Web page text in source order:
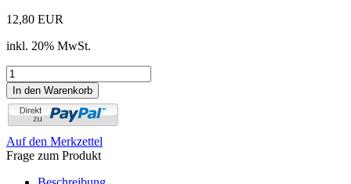
12,80 EUR
inkl. 20% MwSt.
Auf den Merkzettel
Frage zum Produkt